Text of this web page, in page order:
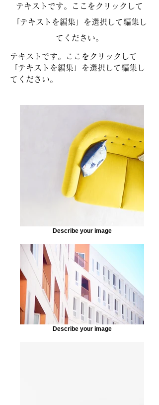
テキストです。ここをクリックして
「テキストを編集」を選択して編集し
てください。
テキストです。ここをクリックして
「テキストを編集」を選択して編集し
てください。
Describe your image
Describe your image